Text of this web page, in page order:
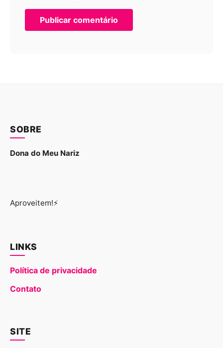
SOBRE
Dona do Meu Nariz
Aproveitem!⚡
LINKS
Política de privacidade
Contato
SITE